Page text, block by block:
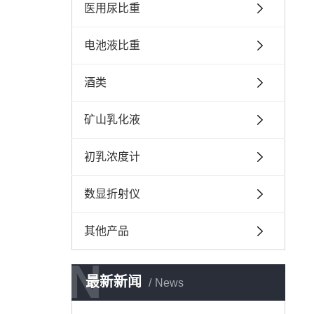
医用尿比重
电池液比重
酒类
矿山乳化液
初乳浓度计
数显折射仪
其他产品
最新新闻 News
N
N